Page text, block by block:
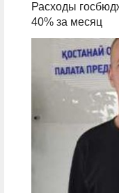
Расходы
40% за месяц